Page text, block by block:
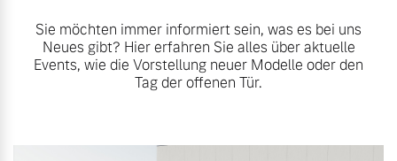
Aktuelle Zubehörangebote
Sie möchten immer informiert sein, was es bei uns
Neues gibt? Hier erfahren Sie alles über aktuelle
Events, wie die Vorstellung neuer Modelle oder den
Tag der offenen Tür.